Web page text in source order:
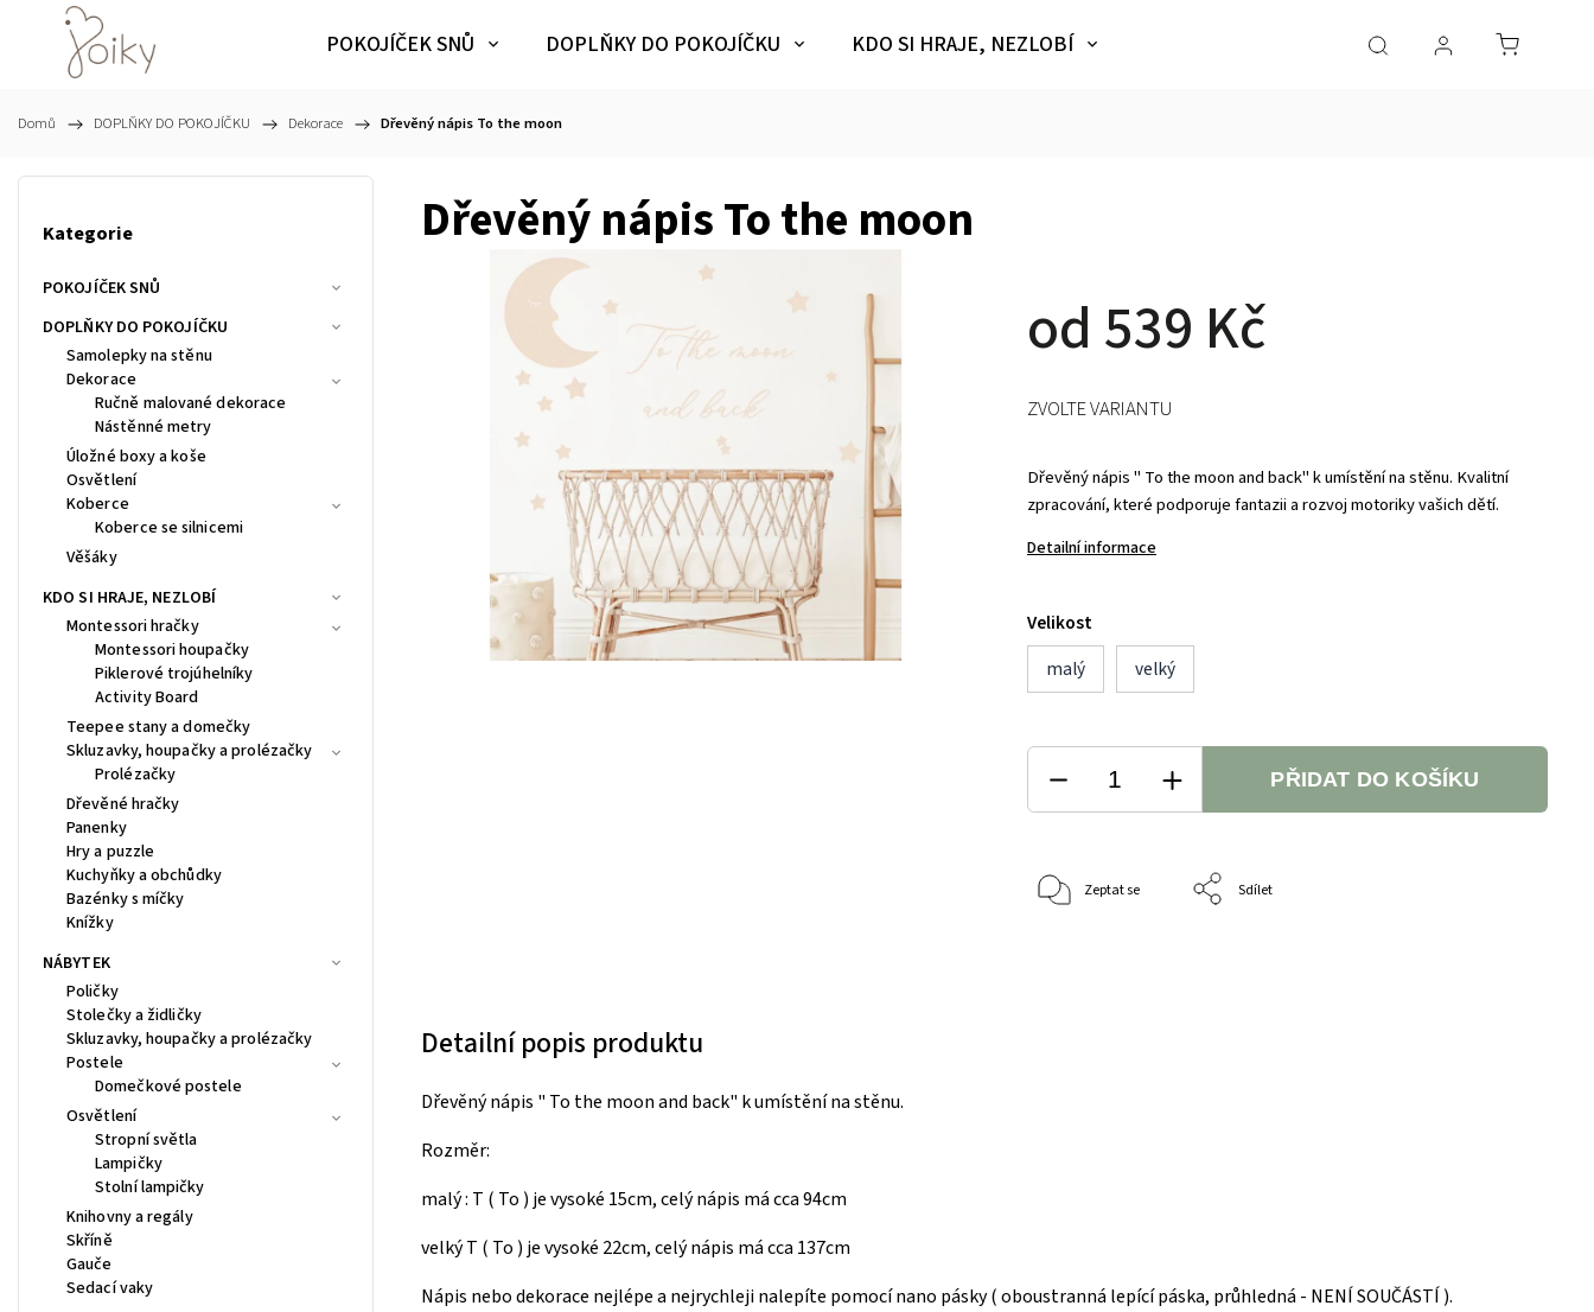
POKOJÍČEK SNŮ DOPLŇKY DO POKOJÍČKU KDO SI HRAJE, NEZLOBÍ SLADKÉ SNY Dárky pro
Domů / DOPLŇKY DO POKOJÍČKU / Dekorace / Dřevěný nápis To the moon
Kategorie
POKOJÍČEK SNŮ
DOPLŇKY DO POKOJÍČKU
Samolepky na stěnu
Dekorace
Ručně malované dekorace
Nástěnné metry
Úložné boxy a koše
Osvětlení
Koberce
Koberce se silnicemi
Věšáky
KDO SI HRAJE, NEZLOBÍ
Montessori hračky
Montessori houpačky
Piklerové trojúhelníky
Activity Board
Teepee stany a domečky
Skluzavky, houpačky a prolézačky
Prolézačky
Dřevěné hračky
Panenky
Hry a puzzle
Kuchyňky a obchůdky
Bazénky s míčky
Knížky
NÁBYTEK
Poličky
Stolečky a židličky
Skluzavky, houpačky a prolézačky
Postele
Domečkové postele
Osvětlení
Stropní světla
Lampičky
Stolní lampičky
Knihovny a regály
Skříně
Gauče
Sedací vaky
Dřevěný nápis To the moon
od 539 Kč
Dřevěný nápis " To the moon and back" k umístění na stěnu. Kvalitní
zpracování, které podporuje fantazii a rozvoj motoriky vašich dětí.
Detailní informace
Velikost
malý
velký
ZVOLTE VARIANTU
PŘIDAT DO KOŠÍKU
Zeptat se Sdílet
Detailní popis produktu
Dřevěný nápis " To the moon and back" k umístění na stěnu.
Rozměr:
malý : T ( To ) je vysoké 15cm, celý nápis má cca 94cm
velký T ( To ) je vysoké 22cm, celý nápis má cca 137cm
Nápis nebo dekorace nejlépe a nejrychleji nalepíte pomocí nano pásky ( oboustranná lepící páska, průhledná - NENÍ SOUČÁSTÍ ).